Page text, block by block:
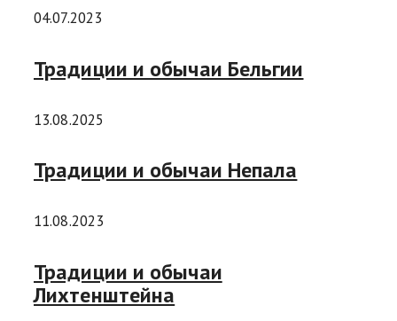
04.07.2023
Традиции и обычаи Бельгии
13.08.2025
Традиции и обычаи Непала
11.08.2023
Традиции и обычаи
Лихтенштейна